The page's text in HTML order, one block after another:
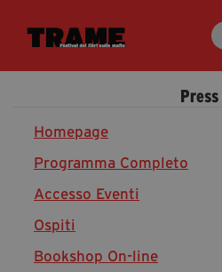
Trame.15
Libri
Media & Press
News & Kit
Accrediti Stampa
Press
Homepage
Programma Completo
Accesso Eventi
Ospiti
Bookshop On-line